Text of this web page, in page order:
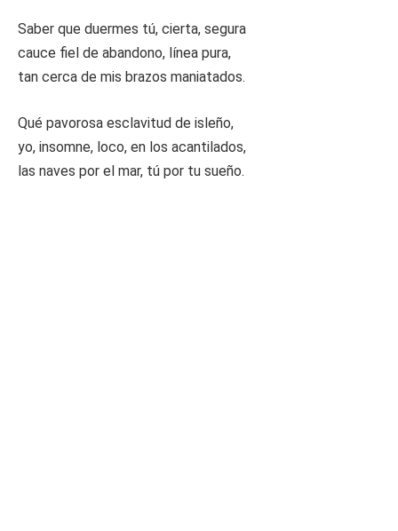
Saber que duermes tú, cierta, segura
cauce fiel de abandono, línea pura,
tan cerca de mis brazos maniatados.
Qué pavorosa esclavitud de isleño,
yo, insomne, loco, en los acantilados,
las naves por el mar, tú por tu sueño.